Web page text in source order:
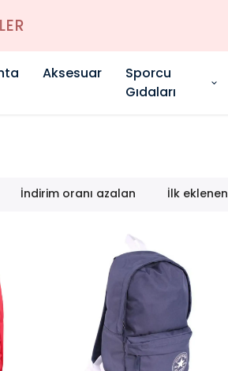
Aksesuar
Sporcu
Gıdaları
İndirim oranı azalan İlk eklenen